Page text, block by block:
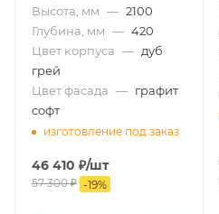
Высота, мм — 2100
Глубина, мм — 420
Цвет корпуса — дуб
грей
Цвет фасада — графит
софт
изготовление под заказ
46 410 ₽/шт
57 300₽ -19%